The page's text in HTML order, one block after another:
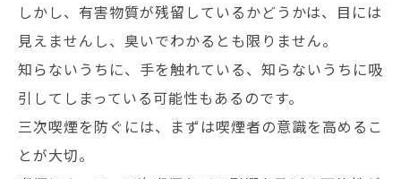
しかし、有害物質が残留しているかどうかは、目には
見えませんし、臭いでわかるとも限りません。
知らないうちに、手を触れている、知らないうちに吸
引してしまっている可能性もあるのです。
三次喫煙を防ぐには、まずは喫煙者の意識を高めるこ
とが大切。